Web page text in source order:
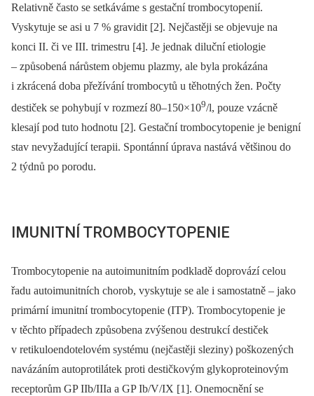
Relativně často se setkáváme s gestační trombocytopenií.
Vyskytuje se asi u 7 % gravidit [2]. Nejčastěji se objevuje na
konci II. či ve III. trimestru [4]. Je jednak diluční etiologie
–⁠ způsobená nárůstem objemu plazmy, ale byla prokázána
i zkrácená doba přežívání trombocytů u těhotných žen. Počty
destiček se pohybují v rozmezí 80–150×109/l, pouze vzácně
klesají pod tuto hodnotu [2]. Gestační trombocytopenie je benigní
stav nevyžadující terapii. Spontánní úprava nastává většinou do
2 týdnů po porodu.
IMUNITNÍ TROMBOCYTOPENIE
Trombocytopenie na autoimunitním podkladě doprovází celou
řadu autoimunitních chorob, vyskytuje se ale i samostatně –⁠ jako
primární imunitní trombocytopenie (ITP). Trombocytopenie je
v těchto případech způsobena zvýšenou destrukcí destiček
v retikuloendotelovém systému (nejčastěji sleziny) poškozených
navázáním autoprotilátek proti destičkovým glykoproteinovým
receptorům GP IIb/IIIa a GP Ib/V/IX [1]. Onemocnění se